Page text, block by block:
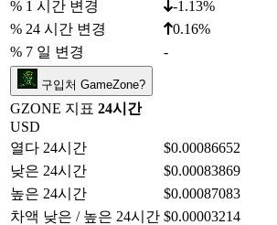
% 1 시간 변경
-1.13%
% 24 시간 변경
0.16%
% 7 일 변경
-
구입처 GameZone?
GZONE 지표 24시간
USD
열다 24시간
$0.00086652
낮은 24시간
$0.00083869
높은 24시간
$0.00087083
차액 낮은 / 높은 24시간 $0.00003214